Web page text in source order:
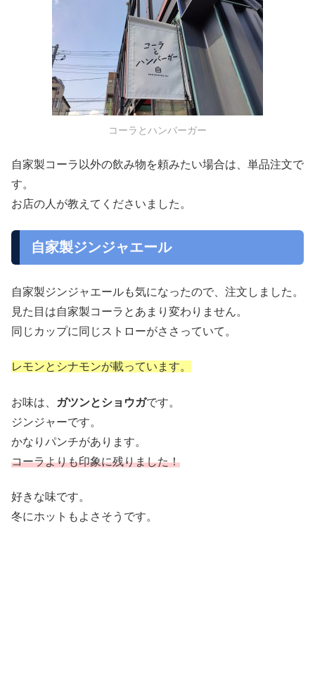
コーラとハンバーガー
自家製コーラ以外の飲み物を頼みたい場合は、単品注文で
す。
お店の人が教えてくださいました。
自家製ジンジャエール
自家製ジンジャエールも気になったので、注文しました。
見た目は自家製コーラとあまり変わりません。
同じカップに同じストローがささっていて。
レモンとシナモンが載っています。
お味は、 ガツンとショウガです。
ジンジャーです。
かなりパンチがあります。
コーラよりも印象に残りました！
好きな味です。
冬にホットもよさそうです。